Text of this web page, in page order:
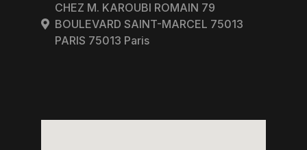
CHEZ M. KAROUBI ROMAIN 79
BOULEVARD SAINT-MARCEL 75013
PARIS 75013 Paris